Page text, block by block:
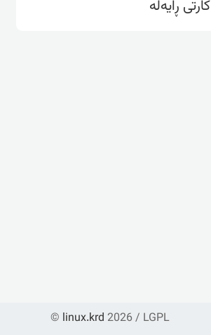
كارتی ڕایه‌ڵه‌
© linux.krd 2026 / LGPL